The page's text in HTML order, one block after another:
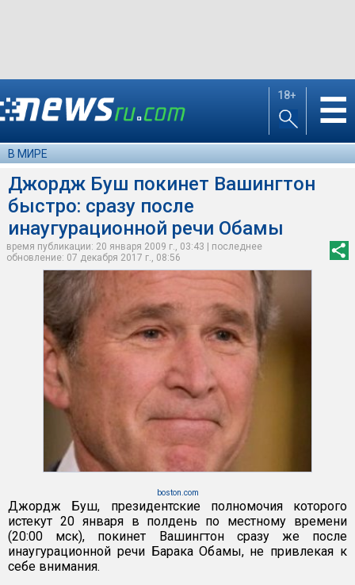
18+ ☰
В МИРЕ
Джордж Буш покинет Вашингтон
быстро: сразу после
инаугурационной речи Обамы
время публикации: 20 января 2009 г., 03:43 | последнее
обновление: 07 декабря 2017 г., 08:56
boston.com
Джордж Буш, президентские полномочия которого
истекут 20 января в полдень по местному времени
(20:00 мск), покинет Вашингтон сразу же после
инаугурационной речи Барака Обамы, не привлекая к
себе внимания.